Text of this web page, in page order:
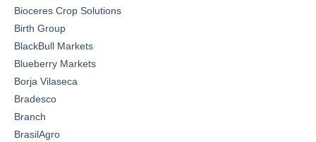
Bioceres Crop Solutions
Birth Group
BlackBull Markets
Blueberry Markets
Borja Vilaseca
Bradesco
Branch
BrasilAgro